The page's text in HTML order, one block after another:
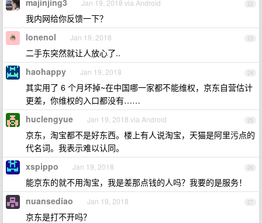
22
majinjing3 Jan 19, 2018 via Android
我内网给你反馈一下？
23
lonenol Jan 19, 2018
二手东突然就让人放心了..
24
haohappy Jan 19, 2018
其实用了 6 个月坏掉~在中国哪一家都不能维权，京东自营估计
更差，你维权的入口都没有……
25
huclengyue Jan 19, 2018 via Android
京东，淘宝都不是好东西。楼上有人说淘宝，天猫是阿里污点的
代名词。我表示难以认同。
26
xspippo Jan 19, 2018
能京东的就不用淘宝，我是差那点钱的人吗？我要的是服务！
27
nuansediao Jan 19, 2018
京东是打不开吗？